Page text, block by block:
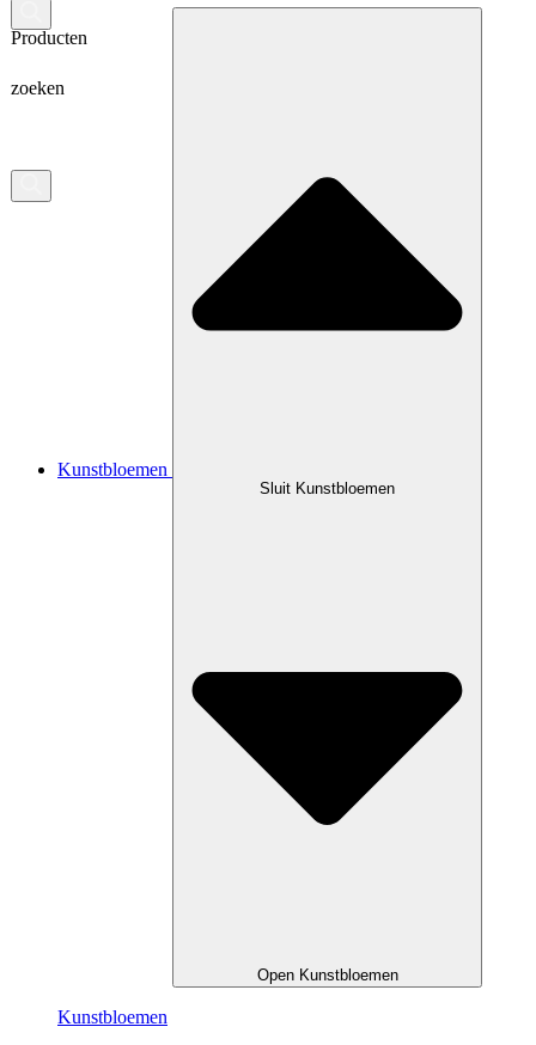
Producten
zoeken
Kunstbloemen
Sluit Kunstbloemen
Open Kunstbloemen
Kunstbloemen